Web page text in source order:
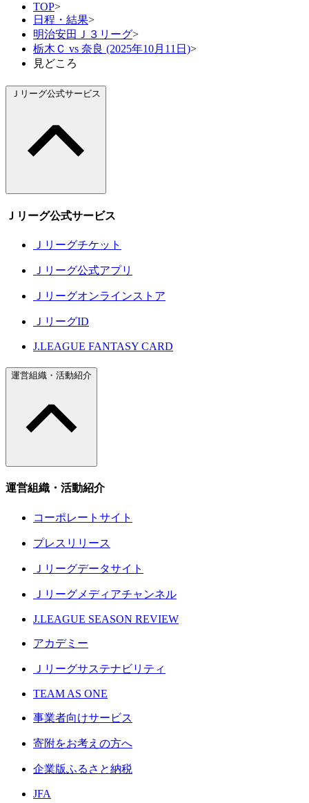
TOP>
日程・結果>
明治安田Ｊ３リーグ>
栃木Ｃ vs 奈良 (2025年10月11日)>
見どころ
Ｊリーグ公式サービス
Ｊリーグ公式サービス
Ｊリーグチケット
Ｊリーグ公式アプリ
Ｊリーグオンラインストア
ＪリーグID
J.LEAGUE FANTASY CARD
運営組織・活動紹介
運営組織・活動紹介
コーポレートサイト
プレスリリース
Ｊリーグデータサイト
Ｊリーグメディアチャンネル
J.LEAGUE SEASON REVIEW
アカデミー
Ｊリーグサステナビリティ
TEAM AS ONE
事業者向けサービス
寄附をお考えの方へ
企業版ふるさと納税
JFA